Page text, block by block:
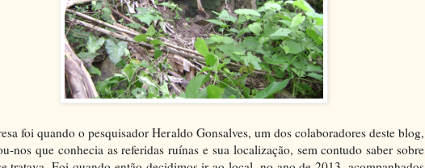
foi quando o pesquisador Heraldo Gonsalves, um dos colaboradores deste blog,
nos que conhecia as referidas ruínas e sua localização, sem contudo saber sobre